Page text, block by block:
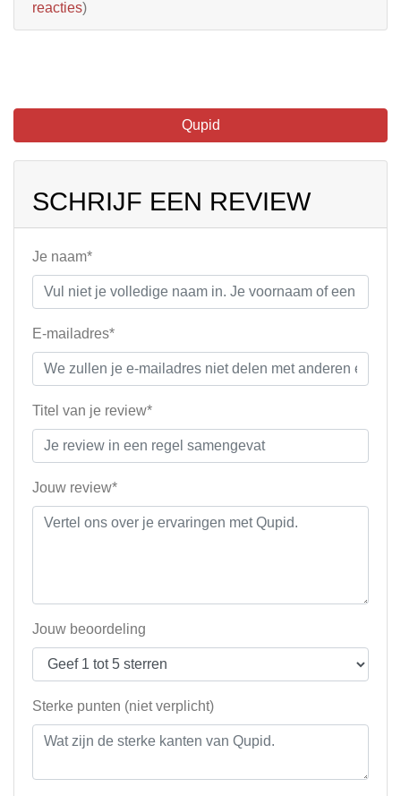
reacties)
Qupid
SCHRIJF EEN REVIEW
Je naam*
E-mailadres*
Titel van je review*
Jouw review*
Jouw beoordeling
Sterke punten (niet verplicht)